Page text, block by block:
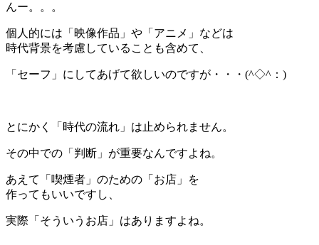
んー。。。
個人的には「映像作品」や「アニメ」などは
時代背景を考慮していることも含めて、
「セーフ」にしてあげて欲しいのですが・・・(^◇^：)
とにかく「時代の流れ」は止められません。
その中での「判断」が重要なんですよね。
あえて「喫煙者」のための「お店」を
作ってもいいですし、
実際「そういうお店」はありますよね。